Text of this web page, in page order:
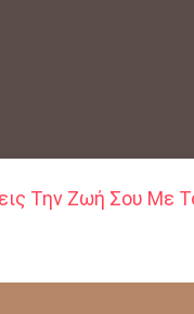
Την Ζωή Σου Με